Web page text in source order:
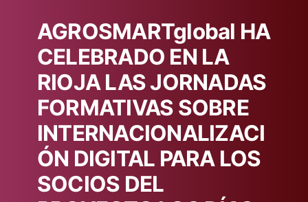
AGROSMARTglobal HA
CELEBRADO EN LA
RIOJA LAS JORNADAS
FORMATIVAS SOBRE
INTERNACIONALIZACI
ÓN DIGITAL PARA LOS
SOCIOS DEL